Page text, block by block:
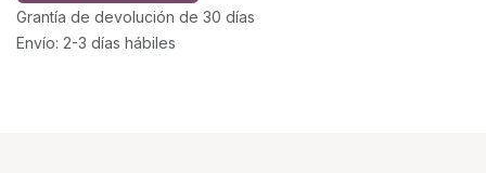
Grantía de devolución de 30 días
Envío: 2-3 días hábiles